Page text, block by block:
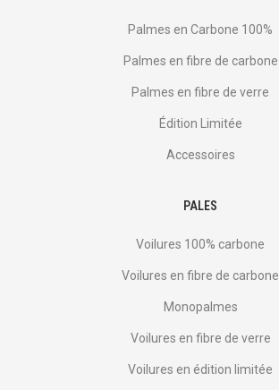
Palmes en Carbone 100%
Palmes en fibre de carbone
Palmes en fibre de verre
Édition Limitée
Accessoires
PALES
Voilures 100% carbone
Voilures en fibre de carbone
Monopalmes
Voilures en fibre de verre
Voilures en édition limitée